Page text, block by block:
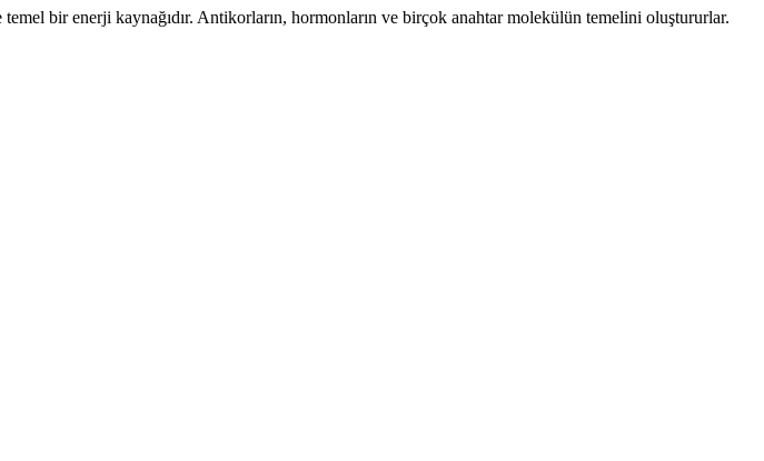
bir enerji kaynağıdır. Antikorların, hormonların ve birçok anahtar molekülün temelini oluştururlar.